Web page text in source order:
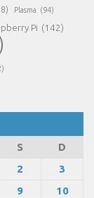
Plasma (94)
Pi (142)
S
D
2
3
9
10